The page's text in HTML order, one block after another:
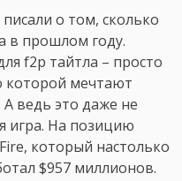
о том, сколько
в прошлом году.
f2p тайтла – просто
которой мечтают
ведь это даже не
игра. На позицию
который настолько
$957 миллионов.